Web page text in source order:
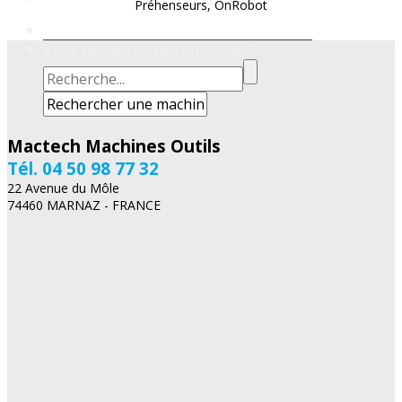
Préhenseurs, OnRobot
Mactech Machines Outils
Tél. 04 50 98 77 32
22 Avenue du Môle
74460 MARNAZ - FRANCE